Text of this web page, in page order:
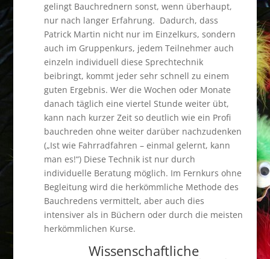
gelingt Bauchrednern sonst, wenn überhaupt,
nur nach langer Erfahrung. Dadurch, dass
Patrick Martin nicht nur im Einzelkurs, sondern
auch im Gruppenkurs, jedem Teilnehmer auch
einzeln individuell diese Sprechtechnik
beibringt, kommt jeder sehr schnell zu einem
guten Ergebnis. Wer die Wochen oder Monate
danach täglich eine viertel Stunde weiter übt,
kann nach kurzer Zeit so deutlich wie ein Profi
bauchreden ohne weiter darüber nachzudenken
(„Ist wie Fahrradfahren – einmal gelernt, kann
man es!“) Diese Technik ist nur durch
individuelle Beratung möglich. Im Fernkurs ohne
Begleitung wird die herkömmliche Methode des
Bauchredens vermittelt, aber auch dies
intensiver als in Büchern oder durch die meisten
herkömmlichen Kurse.
Wissenschaftliche